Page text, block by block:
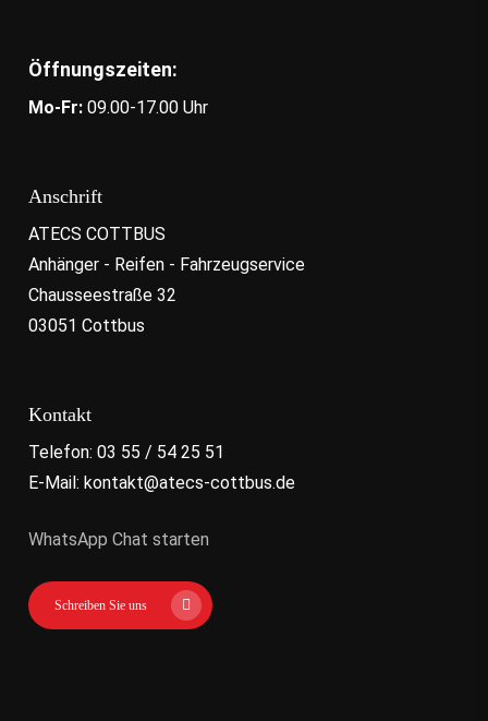
Öffnungszeiten:
Mo-Fr:09.00-17.00 Uhr
Anschrift
ATECS COTTBUS
Anhänger - Reifen - Fahrzeugservice
Chausseestraße 32
03051 Cottbus
Kontakt
Telefon: 03 55 / 54 25 51
E-Mail: kontakt@atecs-cottbus.de
WhatsApp Chat starten
Schreiben Sie uns